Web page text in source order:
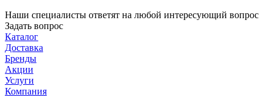
Наши специалисты ответят на любой интересующий вопрос
Задать вопрос
Каталог
Доставка
Бренды
Акции
Услуги
Компания